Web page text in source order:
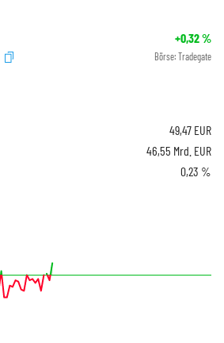
+0,32%
Börse: Tradegate
49,47 EUR
46,55 Mrd. EUR
0,23 %